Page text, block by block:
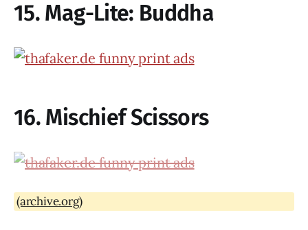
15. Mag-Lite: Buddha
16. Mischief Scissors
(archive.org)